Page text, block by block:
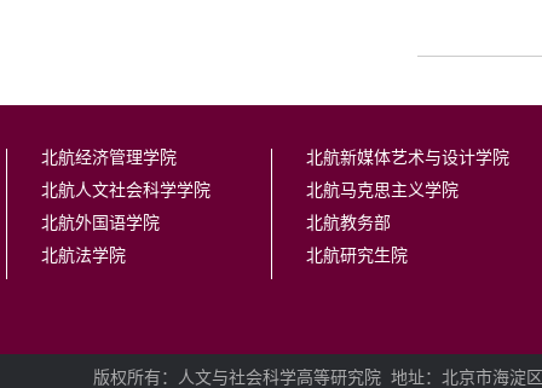
北航经济管理学院
北航人文社会科学学院
北航外国语学院
北航法学院
北航新媒体艺术与设计学院
北航马克思主义学院
北航教务部
北航研究生院
版权所有：人文与社会科学高等研究院 地址：北京市海淀